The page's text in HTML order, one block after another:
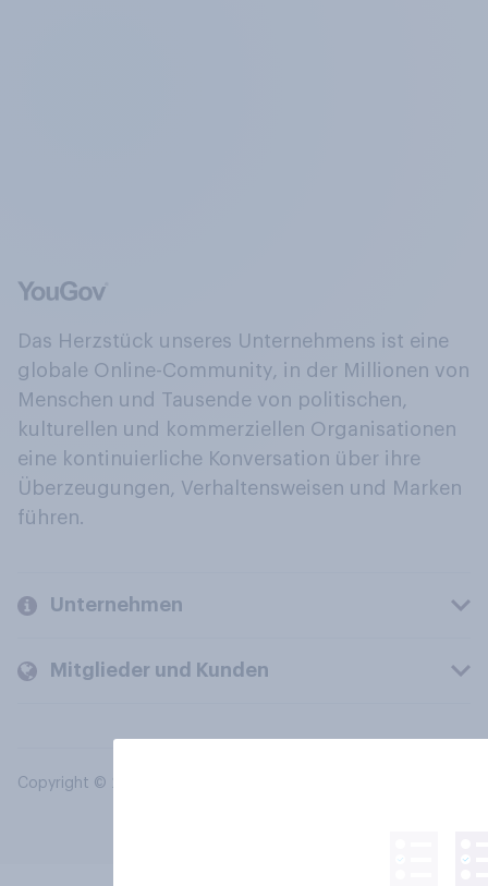
Das Herzstück unseres Unternehmens ist eine
globale Online-Community, in der Millionen von
Menschen und Tausende von politischen,
kulturellen und kommerziellen Organisationen
eine kontinuierliche Konversation über ihre
Überzeugungen, Verhaltensweisen und Marken
führen.
Unternehmen
Mitglieder und Kunden
Copyright © 2026 YouGov PLC. Alle Rechte vorbehalten.